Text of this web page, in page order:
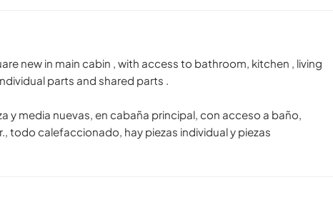
new in main cabin , with access to bathroom, kitchen , living
parts and shared parts .
y media nuevas, en cabaña principal, con acceso a baño,
todo calefaccionado, hay piezas individual y piezas